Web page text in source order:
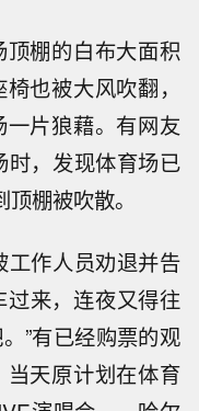
棚的白布大面积
也被大风吹翻，
片狼藉。有网友
，发现体育场已
棚被吹散。
作人员劝退并告
过来，连夜又得往
”有已经购票的观
天原计划在体育